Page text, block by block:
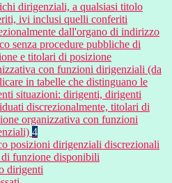
dirigenziali, a qualsiasi titolo
ivi inclusi quelli conferiti
dall'organo di indirizzo
senza procedure pubbliche di
e titolari di posizione
con funzioni dirigenziali (da
in tabelle che distinguano le
situazioni: dirigenti, dirigenti
discrezionalmente, titolari di
organizzativa con funzioni
4
posizioni dirigenziali discrezionali
di funzione disponibili
dirigenti